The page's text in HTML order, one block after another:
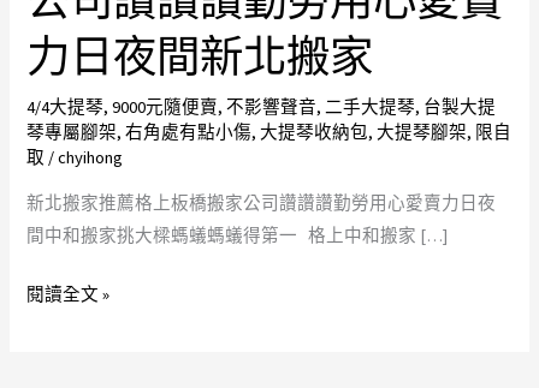
力日夜間新北搬家
4/4大提琴,9000元隨便賣,不影響聲音,二手大提琴, 台製大提
琴專屬腳架,右角處有點小傷,大提琴收納包,大提琴腳架, 限自
取 /chyihong
新北搬家推薦格上板橋搬家公司讚讚讚勤勞用心愛賣力日夜
間中和搬家挑大樑螞蟻螞蟻得第一 格上中和搬家 […]
薦
上
板
橋
搬
公
閱讀全文 »